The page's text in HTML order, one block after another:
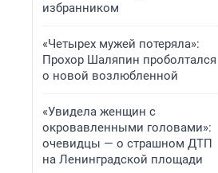
избранником
«Четырех мужей потеряла»:
Прохор Шаляпин проболтался
о новой возлюбленной
«Увидела женщин с
окровавленными головами»:
очевидцы — о страшном ДТП
на Ленинградской площади